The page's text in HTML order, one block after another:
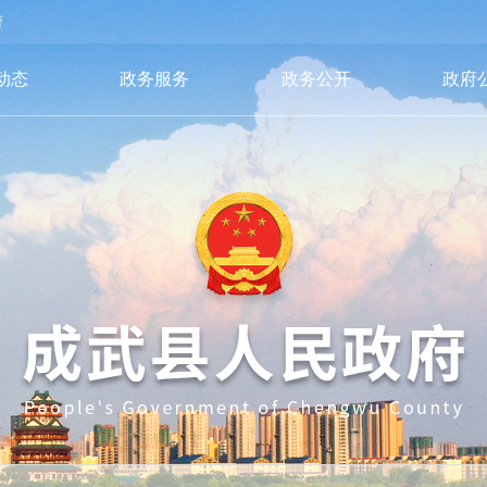
态 政务服务 政务公开 政府